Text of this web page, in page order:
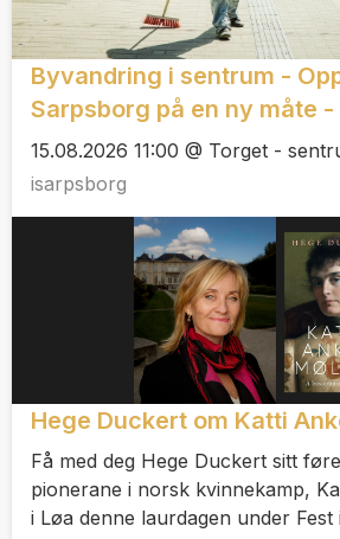
Byvandring i sentrum -
Sarpsborg på en ny måte -
15.08.2026 11:00 @ Torget -
isarpsborg
Hege Duckert om Katti
Få med deg Hege Duckert sitt
pionerane i norsk kvinnekamp,
i Løa denne laurdagen under Fest